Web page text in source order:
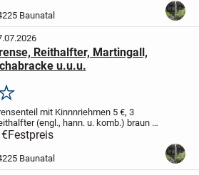
Sättel sind in einem guten...
Baunatal
Reithalfter, Martingall,
u.u.u.
Merken
mit Kinnnriehmen 5 €, 3
(engl., hann. u. komb.) braun 5
Martingall (braun) 10 €,
Turnier 5 €
Springen, bordeaux...
Festpreis
Baunatal